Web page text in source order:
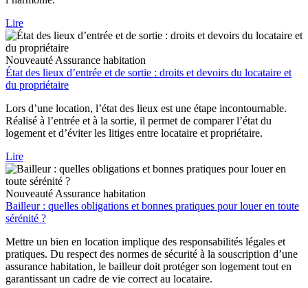
Lire
Nouveauté Assurance habitation
État des lieux d’entrée et de sortie : droits et devoirs du locataire et
du propriétaire
Lors d’une location, l’état des lieux est une étape incontournable.
Réalisé à l’entrée et à la sortie, il permet de comparer l’état du
logement et d’éviter les litiges entre locataire et propriétaire.
Lire
Nouveauté Assurance habitation
Bailleur : quelles obligations et bonnes pratiques pour louer en toute
sérénité ?
Mettre un bien en location implique des responsabilités légales et
pratiques. Du respect des normes de sécurité à la souscription d’une
assurance habitation, le bailleur doit protéger son logement tout en
garantissant un cadre de vie correct au locataire.